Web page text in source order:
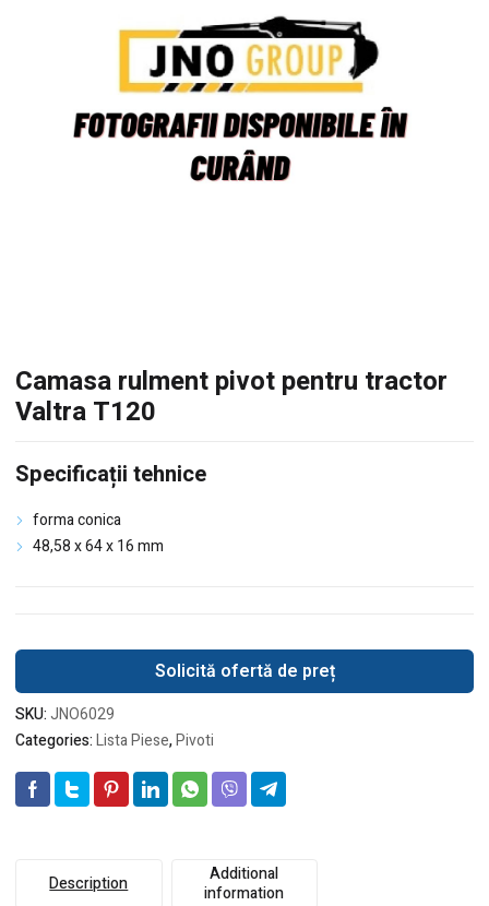
Camasa rulment pivot pentru tractor
Valtra T120
Specificații tehnice
forma conica
48,58 x 64 x 16 mm
Solicită ofertă de preț
SKU:JNO6029
Categories:Lista Piese,Pivoti
Description
Additional
information